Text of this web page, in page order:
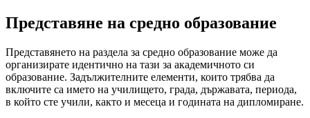
Представяне на средно образование
Представянето на раздела за средно образование може да
организирате идентично на тази за академичното си
образование. Задължителните елементи, които трябва да
включите са името на училището, града, държавата, периода,
в който сте учили, както и месеца и годината на дипломиране.